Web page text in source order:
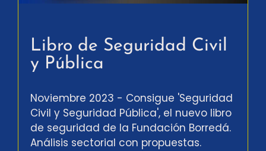
Libro de Seguridad Civil
y Pública
Noviembre 2023 - Consigue 'Seguridad
Civil y Seguridad Pública', el nuevo libro
de seguridad de la Fundación Borredá.
Análisis sectorial con propuestas.